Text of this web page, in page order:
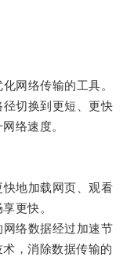
网络传输的工具。
切换到更短、更快
络速度。
地加载网页、观看
更快。
络数据经过加速节
，消除数据传输的